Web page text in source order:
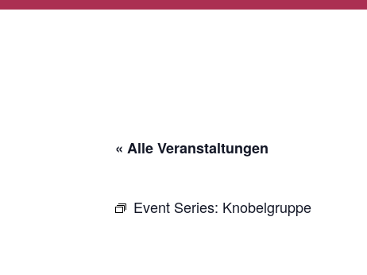
« Alle Veranstaltungen
Event Series: Knobelgruppe